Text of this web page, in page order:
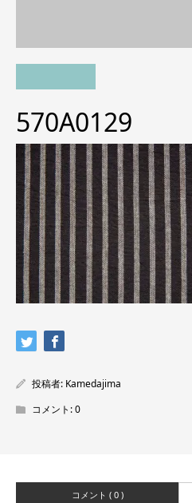
570A0129
投稿者: Kamedajima
コメント:0
コメント ( 0 )